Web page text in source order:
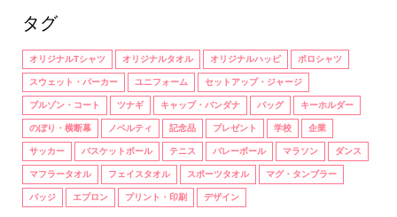
タグ
オリジナルTシャツ オリジナルタオル オリジナルハッピ ポロシャツ
スウェット・パーカー ユニフォーム セットアップ・ジャージ
ブルゾン・コート ツナギ キャップ・バンダナ バッグ キーホルダー
のぼり・横断幕 ノベルティ 記念品 プレゼント 学校 企業
サッカー バスケットボール テニス バレーボール マラソン ダンス
マフラータオル フェイスタオル スポーツタオル マグ・タンブラー
バッジ エプロン プリント・印刷 デザイン